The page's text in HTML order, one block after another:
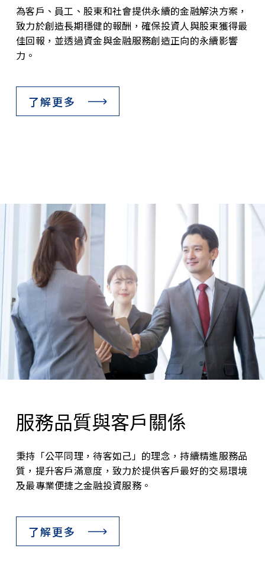
為客戶、員工、股東和社會提供永續的金融解決方案，
致力於創造長期穩健的報酬，確保投資人與股東獲得最
佳回報，並透過資金與金融服務創造正向的永續影響
力。
了解更多
服務品質與客戶關係
秉持「公平同理，待客如己」的理念，持續精進服務品
質，提升客戶滿意度，致力於提供客戶最好的交易環境
及最專業便捷之金融投資服務。
了解更多